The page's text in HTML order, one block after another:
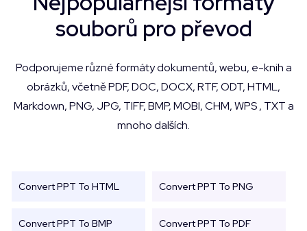
souborů pro převod
Podporujeme různé formáty dokumentů, webu, e-knih a
obrázků, včetně PDF, DOC, DOCX, RTF, ODT, HTML,
Markdown, PNG, JPG, TIFF, BMP, MOBI, CHM, WPS , TXT a
mnoho dalších.
Convert PPT To HTML Convert PPT To PNG
Convert PPT To BMP Convert PPT To PDF